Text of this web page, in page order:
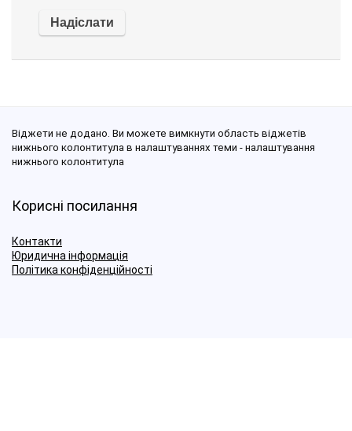
Віджети не додано. Ви можете вимкнути область віджетів
нижнього колонтитула в налаштуваннях теми - налаштування
нижнього колонтитула
Корисні посилання
Контакти
Юридична інформація
Політика конфіденційності